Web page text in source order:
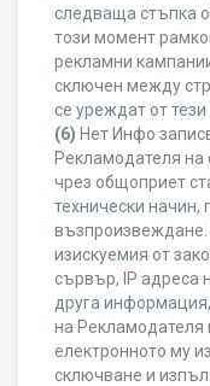
следваща стъпка
този момент
рекламни
сключен между
се уреждат от
(6) Нет Инфо
Рекламодателя на
чрез общоприет
технически
изискуемия от
сървър, IP адреса
друга
на
електронното му
сключване и